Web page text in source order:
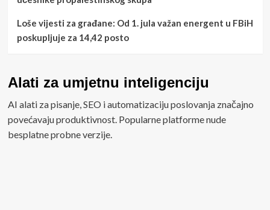
Loše vijesti za građane: Od 1. jula važan energent u FBiH
poskupljuje za 14,42 posto
Alati za umjetnu inteligenciju
AI alati za pisanje, SEO i automatizaciju poslovanja značajno
povećavaju produktivnost. Popularne platforme nude
besplatne probne verzije.